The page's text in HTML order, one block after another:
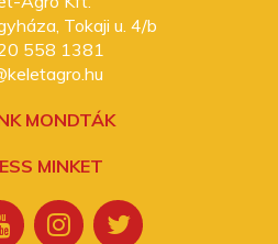
Tokaji u. 4/b
558 1381
MONDTÁK
MINKET